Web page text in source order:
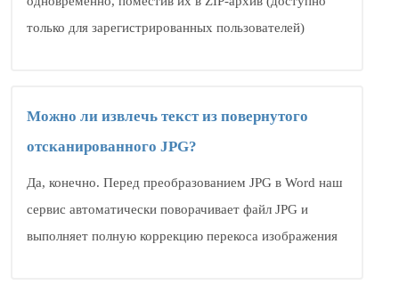
только для зарегистрированных пользователей)
Можно ли извлечь текст из повернутого
отсканированного JPG?
Да, конечно. Перед преобразованием JPG в Word наш
сервис автоматически поворачивает файл JPG и
выполняет полную коррекцию перекоса изображения